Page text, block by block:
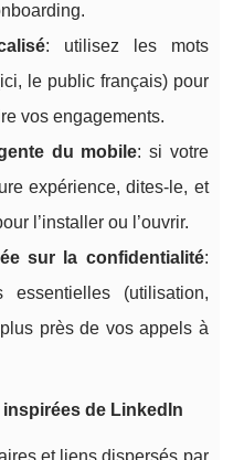
: utilisez les mots
le public français) pour
vos engagements.
du mobile: si votre
expérience, dites-le, et
l’installer ou l’ouvrir.
sur la confidentialité:
essentielles (utilisation,
près de vos appels à
inspirées de LinkedIn